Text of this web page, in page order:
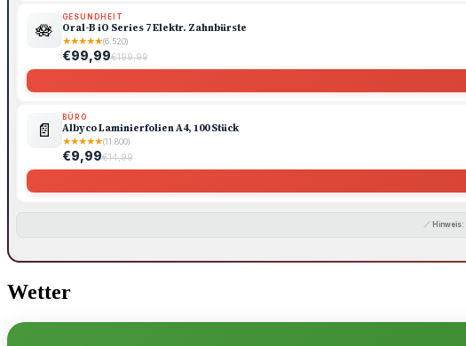
🪷
GESUNDHEIT
Oral-B iO Series 7 Elektr. Zahnbürste
★★★★★(6.520)
€99,99€199,99
📄
BÜRO
Albyco Laminierfolien A4, 100 Stück
★★★★★(11.800)
€9,99€14,99
🔗 Hinweis:
Wetter